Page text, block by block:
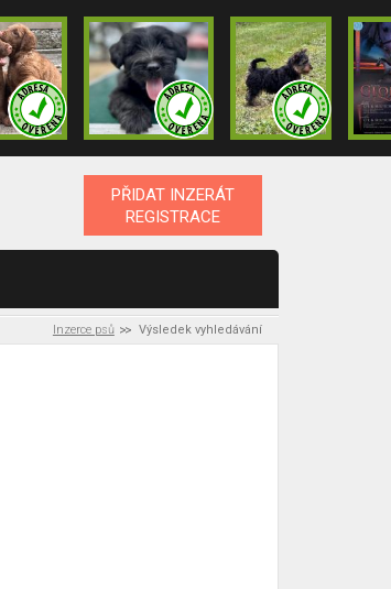
PŘIDAT INZERÁT
REGISTRACE
Inzerce psů Výsledek vyhledávání